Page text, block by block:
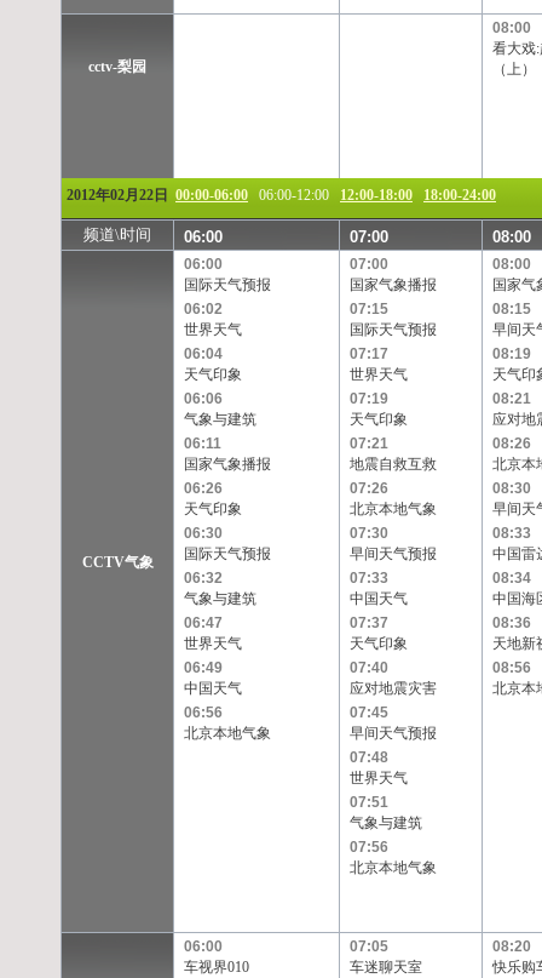
cctv-梨园
08:00
看大戏
（上）
2012年02月22日 00:00-06:00 06:00-12:00 12:00-18:00 18:00-24:00
频道\时间 06:00 07:00 08:00
CCTV气象
06:00
国际天气预报
06:02
世界天气
06:04
天气印象
06:06
气象与建筑
06:11
国家气象播报
06:26
天气印象
06:30
国际天气预报
06:32
气象与建筑
06:47
世界天气
06:49
中国天气
06:56
北京本地气象
07:00
国家气象播报
07:15
国际天气预报
07:17
世界天气
07:19
天气印象
07:21
地震自救互救
07:26
北京本地气象
07:30
早间天气预报
07:33
中国天气
07:37
天气印象
07:40
应对地震灾害
07:45
早间天气预报
07:48
世界天气
07:51
气象与建筑
07:56
北京本地气象
08:00
国家气
08:15
早间天
08:19
天气印
08:21
应对地
08:26
北京本
08:30
早间天
08:33
中国雷
08:34
中国海
08:36
天地新
08:56
北京本
06:00
车视界010
07:05
车迷聊天室
08:20
快乐购